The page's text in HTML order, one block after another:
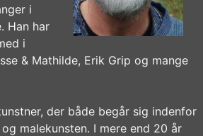
i
Han har
i
& Mathilde, Erik Grip og mange
der både begår sig indenfor
malekunsten. I mere end 20 år